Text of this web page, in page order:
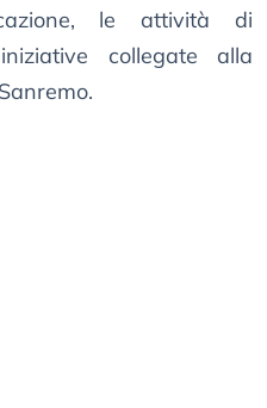
le attività di
collegate alla